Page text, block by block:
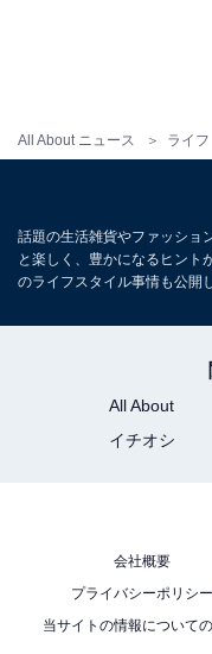
All About ニュース ライフ
話題の生活雑貨やファッショ
と楽しく、豊かになるヒント
のライフスタイル事情も公開
All About
イチオシ
会社概要
プライバシーポリシー
当サイトの情報について